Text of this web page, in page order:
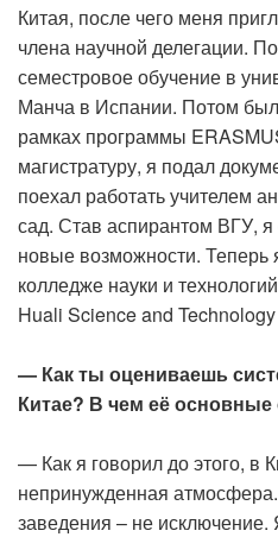
Китая, после чего меня
члена научной делегации.
семестровое обучение в
Манча в Испании. Потом
рамках программы
магистратуру, я подал
поехал работать учителем
сад. Став аспирантом ВГУ, я
новые возможности. Теперь
колледже науки и
Huali Science and
— Как ты оцениваешь
Китае? В чем её основные
— Как я говорил до этого, в
непринужденная
заведения – не